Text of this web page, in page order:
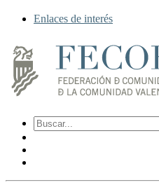
Enlaces de interés